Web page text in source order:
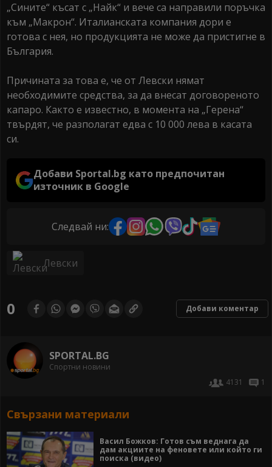
„Сините“ късат с „Найк“ и вече са направили поръчка
към „Макрон“. Италианската компания дори е
готова с нея, но продукцията не може да пристигне в
България.
Причината за това е, че от Левски нямат
необходимите средства, за да внесат договореното
капаро. Както е известно, в момента на „Герена“
твърдят, че разполагат едва с 10 000 лева в касата
си.
Добави Sportal.bg като предпочитан
източник в Google
Следвай ни:
Левски
0 Добави коментар
SPORTAL.BG
Спортни новини
4131
1
Свързани материали
Васил Божков: Готов съм веднага да
дам акциите на феновете или който ги
поиска (видео)